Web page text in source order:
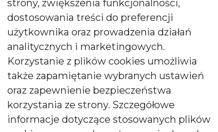
0048 71 313 91 91
biuro@bartek-candles.com
Copyright © 2026 Producent świec i dyfuzorów Bartek
Candles. All rights reserved.
strony, zwiększenia funkcjonalności,
dostosowania treści do preferencji
użytkownika oraz prowadzenia działań
analitycznych i marketingowych.
Korzystanie z plików cookies umożliwia
także zapamiętanie wybranych ustawień
oraz zapewnienie bezpieczeństwa
korzystania ze strony. Szczegółowe
informacje dotyczące stosowanych plików